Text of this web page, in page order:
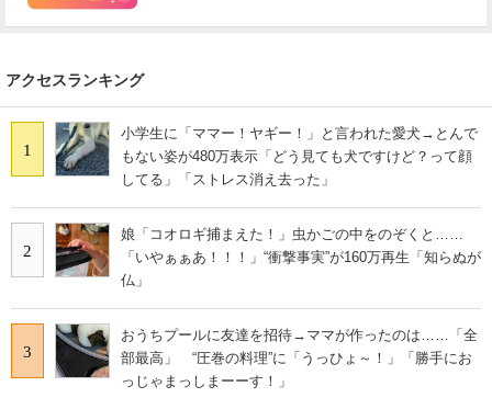
アクセスランキング
1
小学生に「ママー！ヤギー！」と言われた愛犬→とんで
もない姿が480万表示「どう見ても犬ですけど？って顔
してる」「ストレス消え去った」
2
娘「コオロギ捕まえた！」虫かごの中をのぞくと……
「いやぁぁあ！！！」“衝撃事実”が160万再生「知らぬが
仏」
3
おうちプールに友達を招待→ママが作ったのは……「全
部最高」 “圧巻の料理”に「うっひょ～！」「勝手にお
っじゃまっしまーーす！」